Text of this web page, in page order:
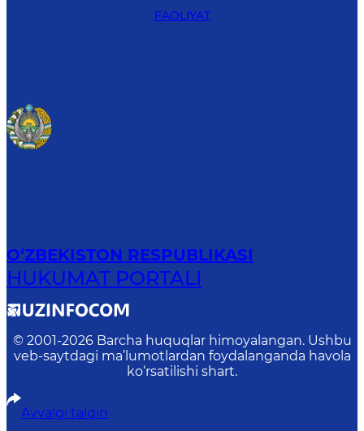
FAOLIYAT
O‘ZBEKISTON RESPUBLIKASI
HUKUMAT PORTALI
© 2001-2026 Barcha huquqlar himoyalangan. Ushbu
veb-saytdagi ma’lumotlardan foydalanganda havola
ko‘rsatilishi shart.
Avvalgi talqin